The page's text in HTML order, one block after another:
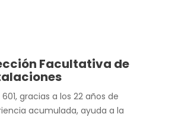
Facultativa de
601, gracias a los 22 años de
acumulada, ayuda a la